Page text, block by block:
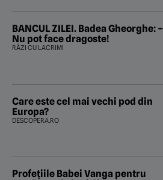
BANCUL ZILEI. Badea Gheorghe: –
Nu pot face dragoste!
RÂZI CU LACRIMI
Care este cel mai vechi pod din
Europa?
DESCOPERA.RO
Profețiile Babei Vanga pentru